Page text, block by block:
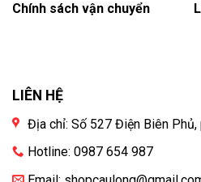
Chính sách vận chuyển
LIÊN HỆ
Địa chỉ: Số 527 Điện Biên
Hotline: 0987 654 987